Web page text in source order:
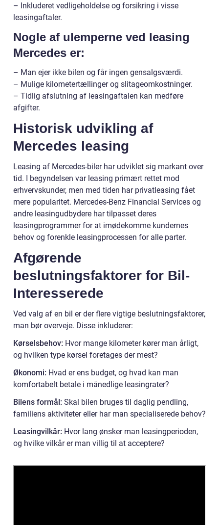
– Inkluderet vedligeholdelse og forsikring i visse
leasingaftaler.
Nogle af ulemperne ved leasing
Mercedes er:
– Man ejer ikke bilen og får ingen gensalgsværdi.
– Mulige kilometertællinger og slitageomkostninger.
– Tidlig afslutning af leasingaftalen kan medføre
afgifter.
Historisk udvikling af
Mercedes leasing
Leasing af Mercedes-biler har udviklet sig markant over
tid. I begyndelsen var leasing primært rettet mod
erhvervskunder, men med tiden har privatleasing fået
mere popularitet. Mercedes-Benz Financial Services og
andre leasingudbydere har tilpasset deres
leasingprogrammer for at imødekomme kundernes
behov og forenkle leasingprocessen for alle parter.
Afgørende
beslutningsfaktorer for Bil-
Interesserede
Ved valg af en bil er der flere vigtige beslutningsfaktorer,
man bør overveje. Disse inkluderer:
Kørselsbehov: Hvor mange kilometer kører man årligt,
og hvilken type kørsel foretages der mest?
Økonomi: Hvad er ens budget, og hvad kan man
komfortabelt betale i månedlige leasingrater?
Bilens formål: Skal bilen bruges til daglig pendling,
familiens aktiviteter eller har man specialiserede behov?
Leasingvilkår: Hvor lang ønsker man leasingperioden,
og hvilke vilkår er man villig til at acceptere?